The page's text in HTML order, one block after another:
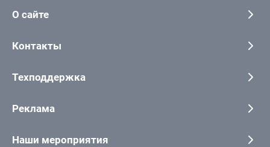
О сайте
Контакты
Техподдержка
Реклама
Наши мероприятия